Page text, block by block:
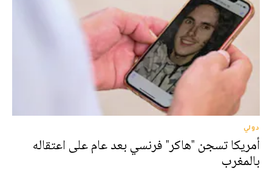
دولي
أمريكا تسجن "هاكر" فرنسي بعد عام على اعتقاله
بالمغرب